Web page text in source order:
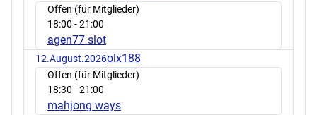
Offen (für Mitglieder)
18:00 - 21:00
agen77 slot
12.August.2026olx188
Offen (für Mitglieder)
18:30 - 21:00
mahjong ways